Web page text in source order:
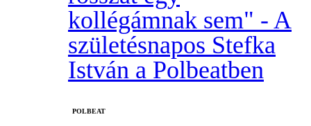
kollégámnak sem" - A
születésnapos Stefka
István a Polbeatben
‎POLBEAT